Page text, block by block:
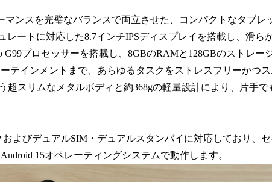
マンスを完璧なバランスで両立させた、コンパクトなタブレ
レートに対応した8.7インチIPSディスプレイを搭載し、滑ら
プロセッサーを搭載し、8GBのRAMと128GBのストレー
テインメントまで、あらゆるタスクをストレスフリーかつ
超スリムなメタルボディと約368gの軽量設計により、片手で
よびデュアルSIM・デュアルスタンバイに対応しており、セ
15オペレーティングシステムで動作します。